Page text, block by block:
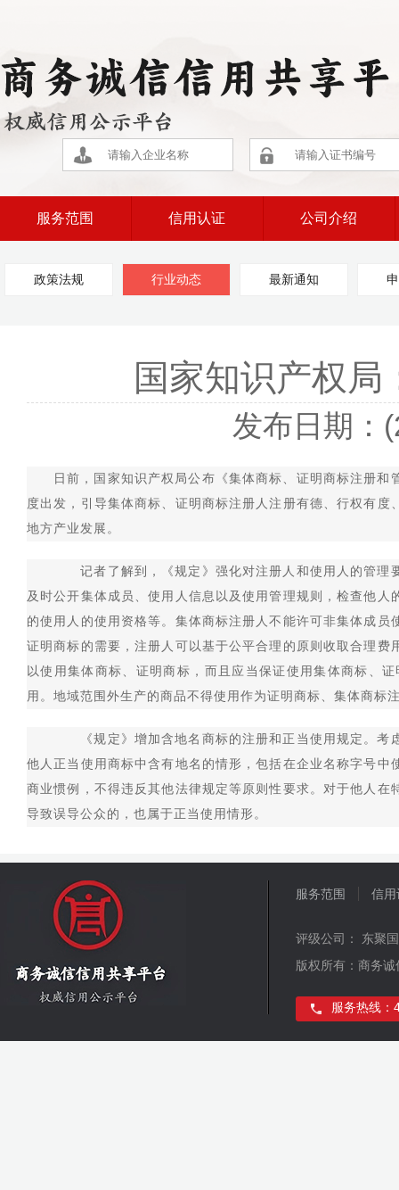
服务范围 信用认证 公司介绍
政策法规 行业动态 最新通知
国家知识产权
发布日期：
日前，国家知识产权局公布《集体商标、证明商标注册
度出发，引导集体商标、证明商标注册人注册有德、行权有
地方产业发展。
记者了解到，《规定》强化对注册人和使用人的管理
及时公开集体成员、使用人信息以及使用管理规则，检查他
的使用人的使用资格等。集体商标注册人不能许可非集体成
证明商标的需要，注册人可以基于公平合理的原则收取合理
以使用集体商标、证明商标，而且应当保证使用集体商标、
用。地域范围外生产的商品不得使用作为证明商标、集体商标
《规定》增加含地名商标的注册和正当使用规定。考
他人正当使用商标中含有地名的情形，包括在企业名称字号
商业惯例，不得违反其他法律规定等原则性要求。对于他人
导致误导公众的，也属于正当使用情形。
服务范围 信用
评级公司： 东聚
版权所有：商务
服务热线：